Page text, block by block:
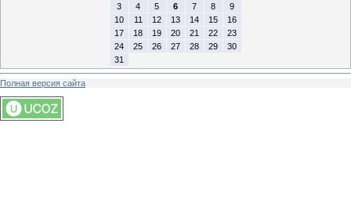
3
4 5 6 7 8
9
10
11 12 13 14 15
16
17
18 19 20 21 22
23
24
25 26 27 28 29
30
31
Полная версия сайта